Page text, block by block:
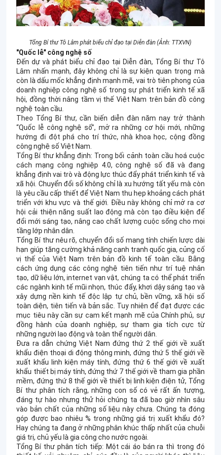
Tổng Bí thư Tô Lâm phát biểu chỉ đạo tại Diễn đàn (Ảnh: TTXVN)
"Quốc lễ" công nghệ số
Đến dự và phát biểu chỉ đạo tại Diễn đàn, Tổng Bí thư Tô
Lâm nhấn mạnh, đây không chỉ là sự kiện quan trọng mà
còn là dấu mốc khẳng định mạnh mẽ, vai trò tiên phong của
doanh nghiệp công nghệ số trong sự phát triển kinh tế xã
hội, đồng thời nâng tầm vị thế Việt Nam trên bản đồ công
nghệ toàn cầu.
Theo Tổng Bí thư, cần biến diễn đàn năm nay trở thành
“Quốc lễ công nghệ số”, mở ra những cơ hội mới, những
hướng đi đột phá cho trí thức, nhà khoa học, cộng đồng
công nghệ số Việt Nam.
Tổng Bí thư khẳng định: Trong bối cảnh toàn cầu hoá cuộc
cách mạng công nghiệp 4.0, công nghệ số đã và đang
khẳng định vai trò và động lực thúc đẩy phát triển kinh tế và
xã hội. Chuyển đổi số không chỉ là xu hướng tất yếu mà còn
là yêu cầu cấp thiết để Việt Nam thu hẹp khoảng cách phát
triển với khu vực và thế giới. Điều này không chỉ mở ra cơ
hội cải thiện năng suất lao động mà còn tạo điều kiện để
đổi mới sáng tạo, nâng cao chất lượng cuộc sống cho mọi
tầng lớp nhân dân.
Tổng Bí thư nêu rõ, chuyển đổi số mang tính chiến lược dài
hạn giúp tăng cường khả năng cạnh tranh quốc gia, củng cố
vị thế của Việt Nam trên bản đồ kinh tế toàn cầu. Bằng
cách ứng dụng các công nghệ tiên tiến như trí tuệ nhân
tạo, dữ liệu lớn, internet vạn vật, chúng ta có thể phát triển
các ngành kinh tế mũi nhọn, thúc đẩy, khơi dậy sáng tạo và
xây dựng nền kinh tế độc lập tự chủ, bền vững, xã hội số
toàn diện, tiên tiến và bản sắc. Tuy nhiên để đạt được các
mục tiêu này cần sự cam kết mạnh mẽ của Chính phủ, sự
đồng hành của doanh nghiệp, sự tham gia tích cực từ
những người lao động và toàn thể người dân.
Đưa ra dẫn chứng Việt Nam đứng thứ 2 thế giới về xuất
khẩu điện thoại di động thông minh, đứng thứ 5 thế giới về
xuất khẩu linh kiện máy tính, đứng thứ 6 thế giới về xuất
khẩu thiết bị máy tính, đứng thứ 7 thế giới về tham gia phần
mềm, đứng thứ 8 thế giới về thiết bị linh kiện điện tử, Tổng
Bí thư phân tích rằng, những con số có vẻ rất ấn tượng,
đáng tự hào nhưng thử hỏi chúng ta đã bao giờ nhìn sâu
vào bản chất của những số liệu này chưa. Chúng ta đóng
góp được bao nhiêu % trong những giá trị xuất khẩu đó?
Hay chúng ta đang ở những phân khúc thấp nhất của chuỗi
giá trị, chủ yếu là gia công cho nước ngoài.
Tổng Bí thư phân tích tiếp: Một cái áo bán ra thì trong đó